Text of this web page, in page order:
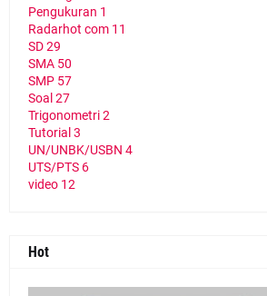
Pengukuran 1
Radarhot com 11
SD29
SMA 50
SMP 57
Soal 27
Trigonometri2
Tutorial 3
UN/UNBK/USBN 4
UTS/PTS 6
video 12
Hot